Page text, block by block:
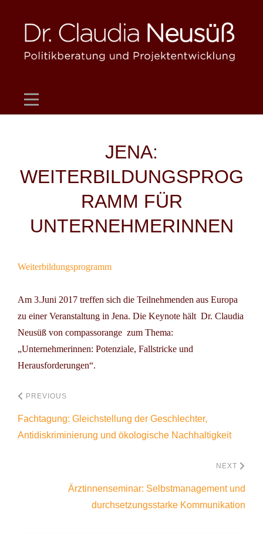
content
JENA:
WEITERBILDUNGSPROG
RAMM FÜR
UNTERNEHMERINNEN
Weiterbildungsprogramm
Am 3.Juni 2017 treffen sich die Teilnehmenden aus Europa
zu einer Veranstaltung in Jena. Die Keynote hält Dr. Claudia
Neusüß von compassorange zum Thema:
„Unternehmerinnen: Potenziale, Fallstricke und
Herausforderungen“.
Beitragsnavigation
PREVIOUS
Fachtagung: Gleichstellung der Geschlechter,
Antidiskriminierung und ökologische Nachhaltigkeit
NEXT
Ärztinnenseminar: Selbstmanagement und
durchsetzungsstarke Kommunikation